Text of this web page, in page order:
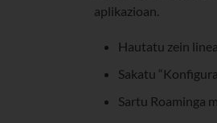
aplikazioan.
Hautatu zein
Sakatu
Sartu Roaminga